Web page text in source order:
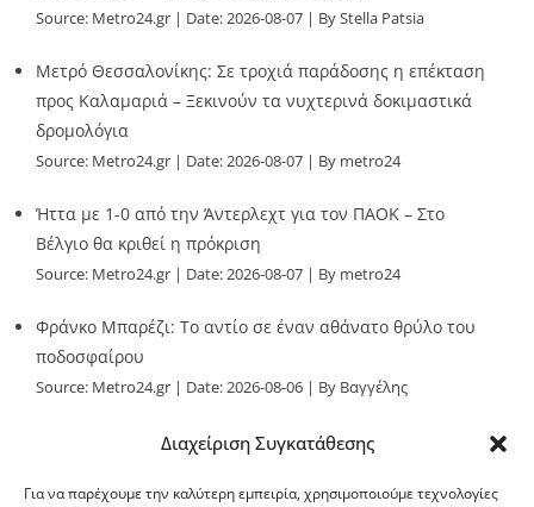
Διαχείριση Συγκατάθεσης
Για να παρέχουμε την καλύτερη εμπειρία, χρησιμοποιούμε τεχνολογίες
Source: Metro24.gr Date: 2026-08-07 By Stella Patsia
Μετρό Θεσσαλονίκης: Σε τροχιά παράδοσης η επέκταση
προς Καλαμαριά – Ξεκινούν τα νυχτερινά δοκιμαστικά
δρομολόγια
Source: Metro24.gr Date: 2026-08-07 By metro24
Ήττα με 1-0 από την Άντερλεχτ για τον ΠΑΟΚ – Στο
Βέλγιο θα κριθεί η πρόκριση
Source: Metro24.gr Date: 2026-08-07 By metro24
Φράνκο Μπαρέζι: Το αντίο σε έναν αθάνατο θρύλο του
ποδοσφαίρου
Source: Metro24.gr Date: 2026-08-06
By Βαγγέλης